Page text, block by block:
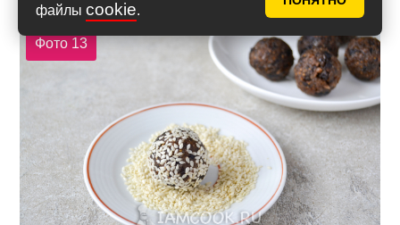
файлы cookie.
Фото 13